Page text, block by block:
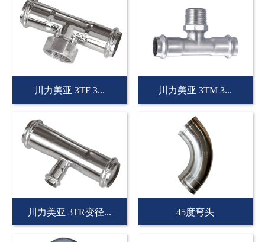
川力美亚 3TF 3... 川力美亚 3TM 3...
川力美亚 3TR变径... 45度弯头